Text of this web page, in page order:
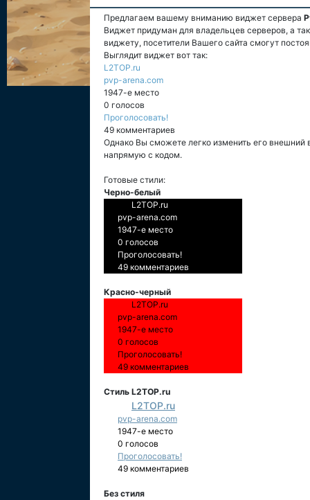
Предлагаем вашему вниманию виджет сервера
Виджет придуман для владельцев серверов, а
виджету, посетители Вашего сайта смогут
Выглядит виджет вот так:
L2TOP.ru
pvp-arena.com
1947-е место
0 голосов
Проголосовать!
49 комментариев
Однако Вы сможете легко изменить его
напрямую с кодом.
Готовые стили:
Черно-белый
L2TOP.ru
pvp-arena.com
1947-е место
0 голосов
Проголосовать!
49 комментариев
Красно-черный
L2TOP.ru
pvp-arena.com
1947-е место
0 голосов
Проголосовать!
49 комментариев
Стиль L2TOP.ru
L2TOP.ru
pvp-arena.com
1947-е место
0 голосов
Проголосовать!
49 комментариев
Без стиля